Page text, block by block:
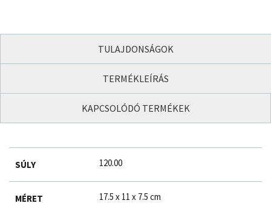
TULAJDONSÁGOK
TERMÉKLEÍRÁS
KAPCSOLÓDÓ TERMÉKEK
SÚLY 120.00
MÉRET 17.5 x 11 x 7.5 cm